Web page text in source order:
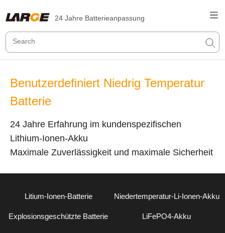
24 Jahre Batterieanpassung
Benutzerdefiniert Niedrig Temperatur
Batterie
24 Jahre Erfahrung im kundenspezifischen
Lithium-Ionen-Akku
Maximale Zuverlässigkeit und maximale Sicherheit
Litium-Ionen-Batterie Niedertemperatur-Li-Ionen-Akku
Explosionsgeschützte Batterie LiFePO4-Akku